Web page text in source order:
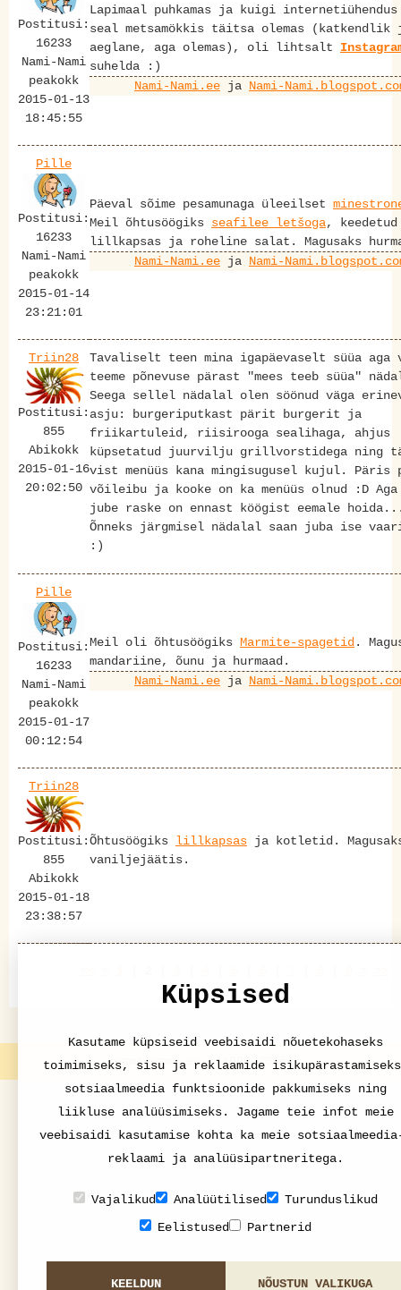
Postitusi:
16233
Nami-Nami
peakokk
2015-01-13
18:45:55
Lapimaal puhkamas ja kuigi
seal metsamökkis täitsa olemas (katkendlik
aeglane, aga olemas), oli lihtsalt
suhelda :)
Nami-Nami.ee ja Nami-
Pille
Postitusi:
16233
Nami-Nami
peakokk
2015-01-14
23:21:01
Päeval sõime pesamunaga üleeilset
Meil õhtusöögiks seafilee letšoga, keedetud
lillkapsas ja roheline salat. Magusaks
Nami-Nami.ee ja Nami-
Triin28
Postitusi:
855
Abikokk
2015-01-16
20:02:50
Tavaliselt teen mina igapäevaselt süüa aga
teeme põnevuse pärast "mees teeb süüa"
Seega sellel nädalal olen söönud väga
asju: burgeriputkast pärit burgerit ja
friikartuleid, riisirooga sealihaga, ahjus
küpsetatud juurvilju grillvorstidega ning
vist menüüs kana mingisugusel kujul. Päris
võileibu ja kooke on ka menüüs olnud :D Aga
jube raske on ennast köögist eemale
Õnneks järgmisel nädalal saan juba ise
:)
Pille
Postitusi:
16233
Nami-Nami
peakokk
2015-01-17
00:12:54
Meil oli õhtusöögiks Marmite-spagetid.
mandariine, õunu ja hurmaad.
Nami-Nami.ee ja Nami-
Triin28
Postitusi:
855
Abikokk
2015-01-18
23:38:57
Õhtusöögiks lillkapsas ja kotletid.
vaniljejäätis.
nami-nami.ee | 1998-2015
Küpsised
Kasutame küpsiseid veebisaidi nõuetekohaseks
toimimiseks, sisu ja reklaamide
sotsiaalmeedia funktsioonide pakkumiseks ning
liikluse analüüsimiseks. Jagame teie infot meie
veebisaidi kasutamise kohta ka meie
reklaami ja analüüsipartneritega.
Vajalikud Analüütilised
Turunduslikud
Eelistused
Partnerid
KEELDUN NÕUSTUN VALIKUGA